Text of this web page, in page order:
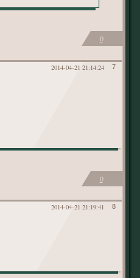
0
7
2014-04-21 21:14:24
0
8
2014-04-21 21:19:41